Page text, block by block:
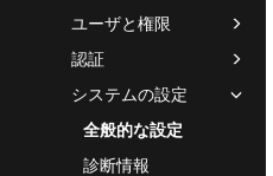
ユーザと権限
認証
システムの設定
全般的な設定
診断情報